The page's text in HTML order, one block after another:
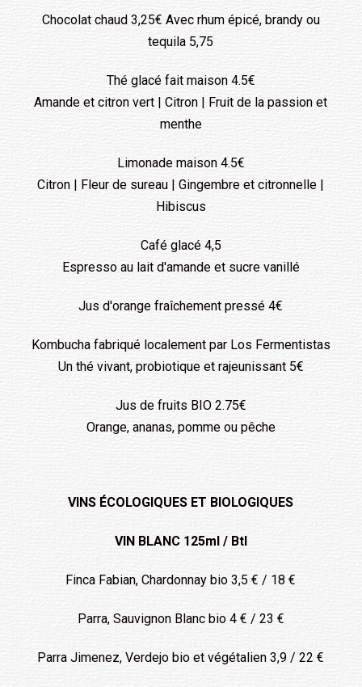
Chocolat chaud 3,25€ Avec rhum épicé, brandy ou
tequila 5,75
Thé glacé fait maison 4.5€
Amande et citron vert | Citron | Fruit de la passion et
menthe
Limonade maison 4.5€
Citron | Fleur de sureau | Gingembre et citronnelle |
Hibiscus
Café glacé 4,5
Espresso au lait d'amande et sucre vanillé
Jus d'orange fraîchement pressé 4€
Kombucha fabriqué localement par Los Fermentistas
Un thé vivant, probiotique et rajeunissant 5€
Jus de fruits BIO 2.75€
Orange, ananas, pomme ou pêche
VINS ÉCOLOGIQUES ET BIOLOGIQUES
VIN BLANC 125ml / Btl
Finca Fabian, Chardonnay bio 3,5 € / 18 €
Parra, Sauvignon Blanc bio 4 € / 23 €
Parra Jimenez, Verdejo bio et végétalien 3,9 / 22 €